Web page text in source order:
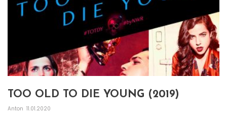
TOO OLD TO DIE YOUNG (2019)
Anton 11.01.2020